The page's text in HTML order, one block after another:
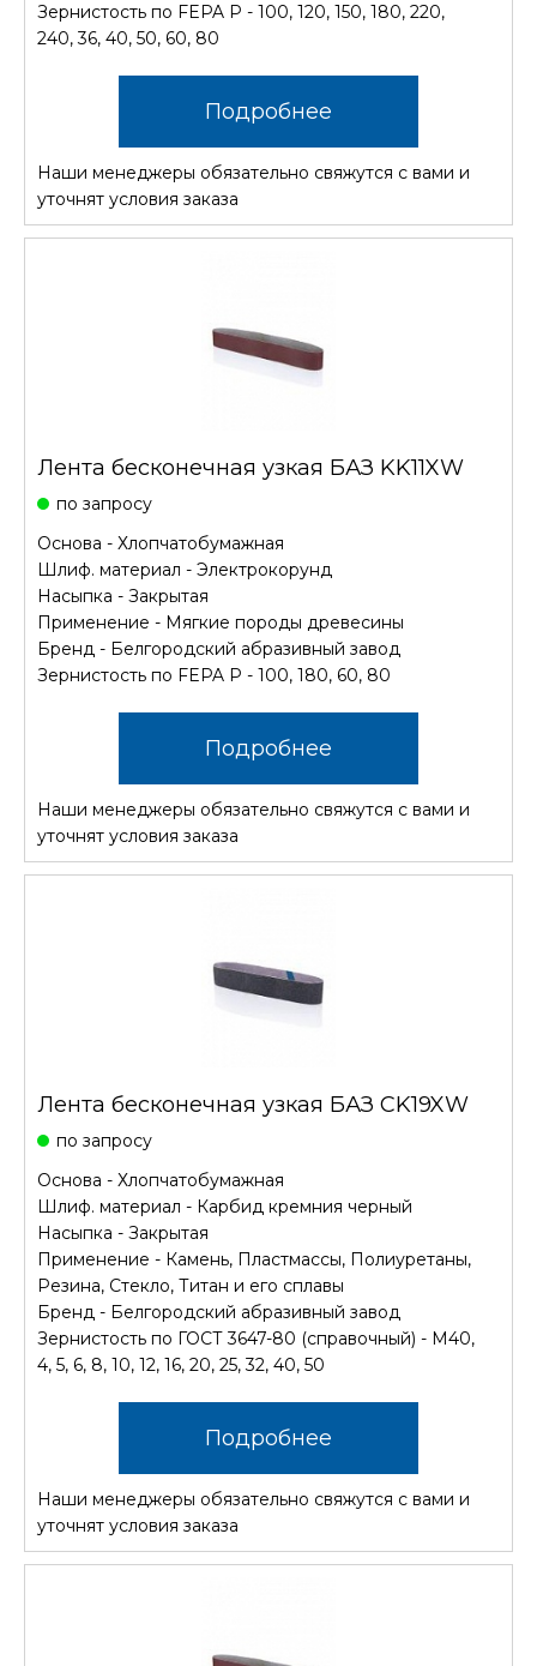
Зернистость по FEPA P - 100, 120, 150, 180, 220,
240, 36, 40, 50, 60, 80
Подробнее
Наши менеджеры обязательно свяжутся с вами и
уточнят условия заказа
Лента бесконечная узкая БАЗ KK11XW
по запросу
Основа - Хлопчатобумажная
Шлиф. материал - Электрокорунд
Насыпка - Закрытая
Применение - Мягкие породы древесины
Бренд - Белгородский абразивный завод
Зернистость по FEPA P - 100, 180, 60, 80
Подробнее
Наши менеджеры обязательно свяжутся с вами и
уточнят условия заказа
Лента бесконечная узкая БАЗ CK19XW
по запросу
Основа - Хлопчатобумажная
Шлиф. материал - Карбид кремния черный
Насыпка - Закрытая
Применение - Камень, Пластмассы, Полиуретаны,
Резина, Стекло, Титан и его сплавы
Бренд - Белгородский абразивный завод
Зернистость по ГОСТ 3647-80 (справочный) - М40,
4, 5, 6, 8, 10, 12, 16, 20, 25, 32, 40, 50
Подробнее
Наши менеджеры обязательно свяжутся с вами и
уточнят условия заказа